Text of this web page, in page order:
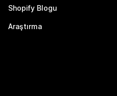
Shopify Blogu
Araştırma